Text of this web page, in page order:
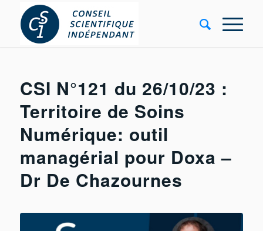
CSI N°121 du 26/10/23 :
Territoire de Soins
Numérique: outil
managérial pour Doxa –
Dr De Chazournes